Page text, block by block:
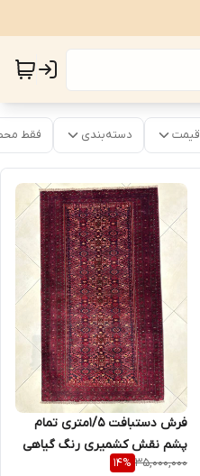
قیمت دسته‌بندی فقط
فرش دستبافت 1/5متری تمام
پشم نقش کشمیری رنگ گیاهی
کد0700663
35,000,000
14%